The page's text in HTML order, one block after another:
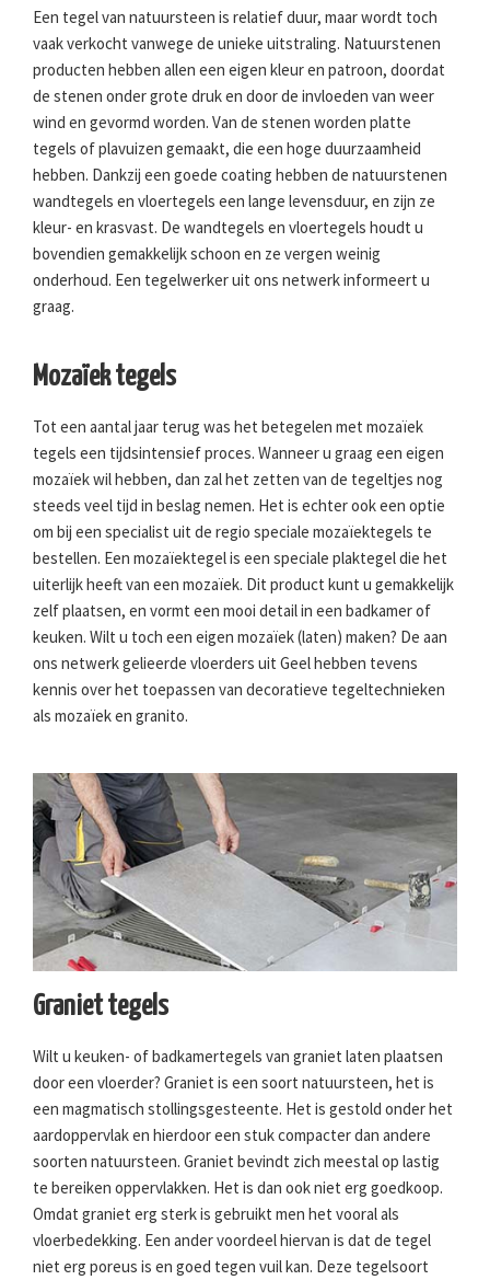
Een tegel van natuursteen is relatief duur, maar wordt toch
vaak verkocht vanwege de unieke uitstraling. Natuurstenen
producten hebben allen een eigen kleur en patroon, doordat
de stenen onder grote druk en door de invloeden van weer
wind en gevormd worden. Van de stenen worden platte
tegels of plavuizen gemaakt, die een hoge duurzaamheid
hebben. Dankzij een goede coating hebben de natuurstenen
wandtegels en vloertegels een lange levensduur, en zijn ze
kleur- en krasvast. De wandtegels en vloertegels houdt u
bovendien gemakkelijk schoon en ze vergen weinig
onderhoud. Een tegelwerker uit ons netwerk informeert u
graag.
Mozaïek tegels
Tot een aantal jaar terug was het betegelen met mozaïek
tegels een tijdsintensief proces. Wanneer u graag een eigen
mozaïek wil hebben, dan zal het zetten van de tegeltjes nog
steeds veel tijd in beslag nemen. Het is echter ook een optie
om bij een specialist uit de regio speciale mozaïektegels te
bestellen. Een mozaïektegel is een speciale plaktegel die het
uiterlijk heeft van een mozaïek. Dit product kunt u gemakkelijk
zelf plaatsen, en vormt een mooi detail in een badkamer of
keuken. Wilt u toch een eigen mozaïek (laten) maken? De aan
ons netwerk gelieerde vloerders uit Geel hebben tevens
kennis over het toepassen van decoratieve tegeltechnieken
als mozaïek en granito.
Graniet tegels
Wilt u keuken- of badkamertegels van graniet laten plaatsen
door een vloerder? Graniet is een soort natuursteen, het is
een magmatisch stollingsgesteente. Het is gestold onder het
aardoppervlak en hierdoor een stuk compacter dan andere
soorten natuursteen. Graniet bevindt zich meestal op lastig
te bereiken oppervlakken. Het is dan ook niet erg goedkoop.
Omdat graniet erg sterk is gebruikt men het vooral als
vloerbedekking. Een ander voordeel hiervan is dat de tegel
niet erg poreus is en goed tegen vuil kan. Deze tegelsoort